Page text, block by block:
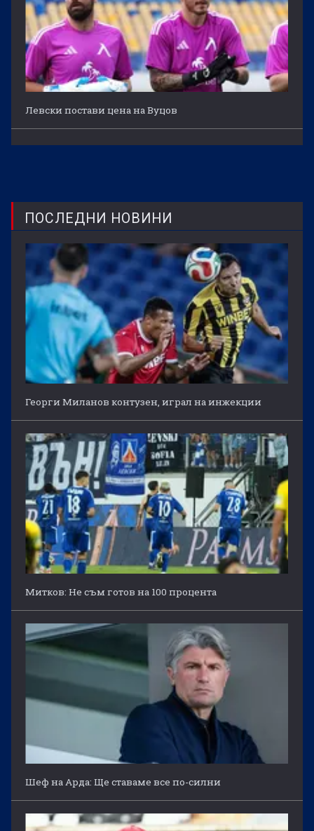
Левски постави цена на Вуцов
ПОСЛЕДНИ НОВИНИ
Георги Миланов контузен, играл на инжекции
Митков: Не съм готов на 100 процента
Шеф на Арда: Ще ставаме все по-силни